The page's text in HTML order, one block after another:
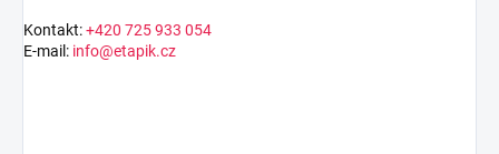
Kontakt:+420 725 933 054
E-mail: info@etapik.cz